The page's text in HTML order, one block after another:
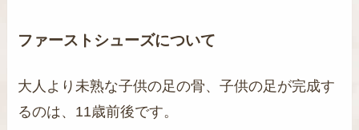
ファーストシューズについて
大人より未熟な子供の足の骨、子供の足が完成す
るのは、11歳前後です。